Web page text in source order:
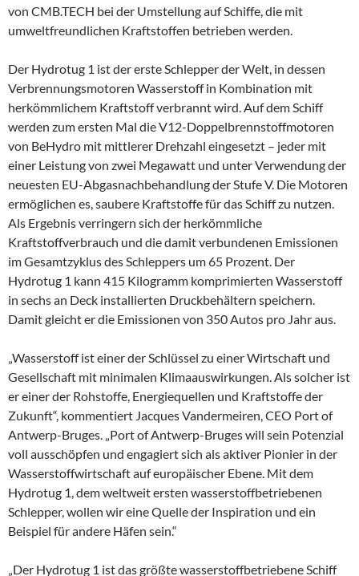
von CMB.TECH bei der Umstellung auf Schiffe, die mit
umweltfreundlichen Kraftstoffen betrieben werden.
Der Hydrotug 1 ist der erste Schlepper der Welt, in dessen
Verbrennungsmotoren Wasserstoff in Kombination mit
herkömmlichem Kraftstoff verbrannt wird. Auf dem Schiff
werden zum ersten Mal die V12-Doppelbrennstoffmotoren
von BeHydro mit mittlerer Drehzahl eingesetzt – jeder mit
einer Leistung von zwei Megawatt und unter Verwendung der
neuesten EU-Abgasnachbehandlung der Stufe V. Die Motoren
ermöglichen es, saubere Kraftstoffe für das Schiff zu nutzen.
Als Ergebnis verringern sich der herkömmliche
Kraftstoffverbrauch und die damit verbundenen Emissionen
im Gesamtzyklus des Schleppers um 65 Prozent. Der
Hydrotug 1 kann 415 Kilogramm komprimierten Wasserstoff
in sechs an Deck installierten Druckbehältern speichern.
Damit gleicht er die Emissionen von 350 Autos pro Jahr aus.
„Wasserstoff ist einer der Schlüssel zu einer Wirtschaft und
Gesellschaft mit minimalen Klimaauswirkungen. Als solcher ist
er einer der Rohstoffe, Energiequellen und Kraftstoffe der
Zukunft“, kommentiert Jacques Vandermeiren, CEO Port of
Antwerp-Bruges. „Port of Antwerp-Bruges will sein Potenzial
voll ausschöpfen und engagiert sich als aktiver Pionier in der
Wasserstoffwirtschaft auf europäischer Ebene. Mit dem
Hydrotug 1, dem weltweit ersten wasserstoffbetriebenen
Schlepper, wollen wir eine Quelle der Inspiration und ein
Beispiel für andere Häfen sein.“
„Der Hydrotug 1 ist das größte wasserstoffbetriebene Schiff